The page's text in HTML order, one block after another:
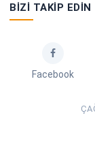
BIZI TAKIP EDIN
Facebook